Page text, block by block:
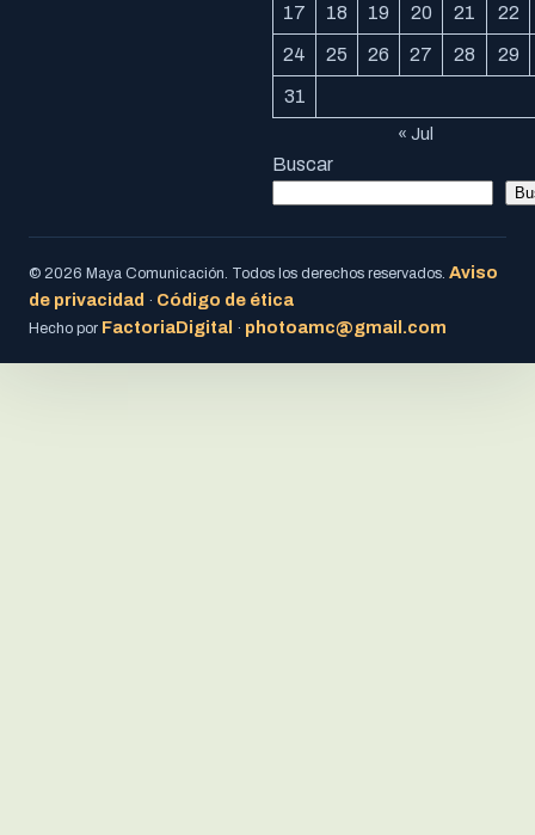
17 18 19 20 21 22
24 25 26 27 28 29
31
« Jul
Buscar
© 2026 Maya Comunicación. Todos los derechos reservados. Aviso
de privacidad · Código de ética
Hecho por FactoriaDigital · photoamc@gmail.com